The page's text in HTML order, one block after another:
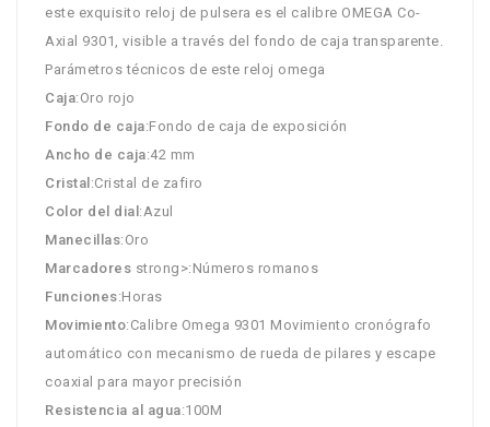
este exquisito reloj de pulsera es el calibre OMEGA Co-
Axial 9301, visible a través del fondo de caja transparente.
Parámetros técnicos de este reloj omega
Caja:Oro rojo
Fondo de caja:Fondo de caja de exposición
Ancho de caja:42 mm
Cristal :Cristal de zafiro
Color del dial :Azul
Manecillas:Oro
Marcadores strong>:Números romanos
Funciones:Horas
Movimiento:Calibre Omega 9301 Movimiento cronógrafo
automático con mecanismo de rueda de pilares y escape
coaxial para mayor precisión
Resistencia al agua:100M